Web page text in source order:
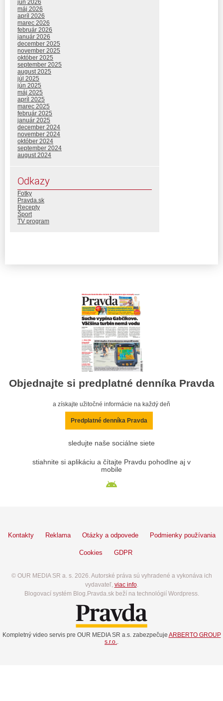
jún 2026
máj 2026
apríl 2026
marec 2026
február 2026
január 2026
december 2025
november 2025
október 2025
september 2025
august 2025
júl 2025
jún 2025
máj 2025
apríl 2025
marec 2025
február 2025
január 2025
december 2024
november 2024
október 2024
september 2024
august 2024
Odkazy
Fotky
Pravda.sk
Recepty
Šport
TV program
Objednajte si predplatné denníka Pravda
a získajte užitočné informácie na každý deň
Predplatné denníka Pravda
sledujte naše sociálne siete
stiahnite si aplikáciu a čítajte Pravdu pohodlne aj v
mobile
Kontakty Reklama Otázky a odpovede Podmienky používania
Cookies GDPR
© OUR MEDIA SR a. s. 2026. Autorské práva sú vyhradené a vykonáva ich
vydavateľ, viac info.
Blogovací systém Blog.Pravda.sk beží na technológií Wordpress.
Kompletný video servis pre OUR MEDIA SR a.s. zabezpečuje ARBERTO GROUP
s.r.o.